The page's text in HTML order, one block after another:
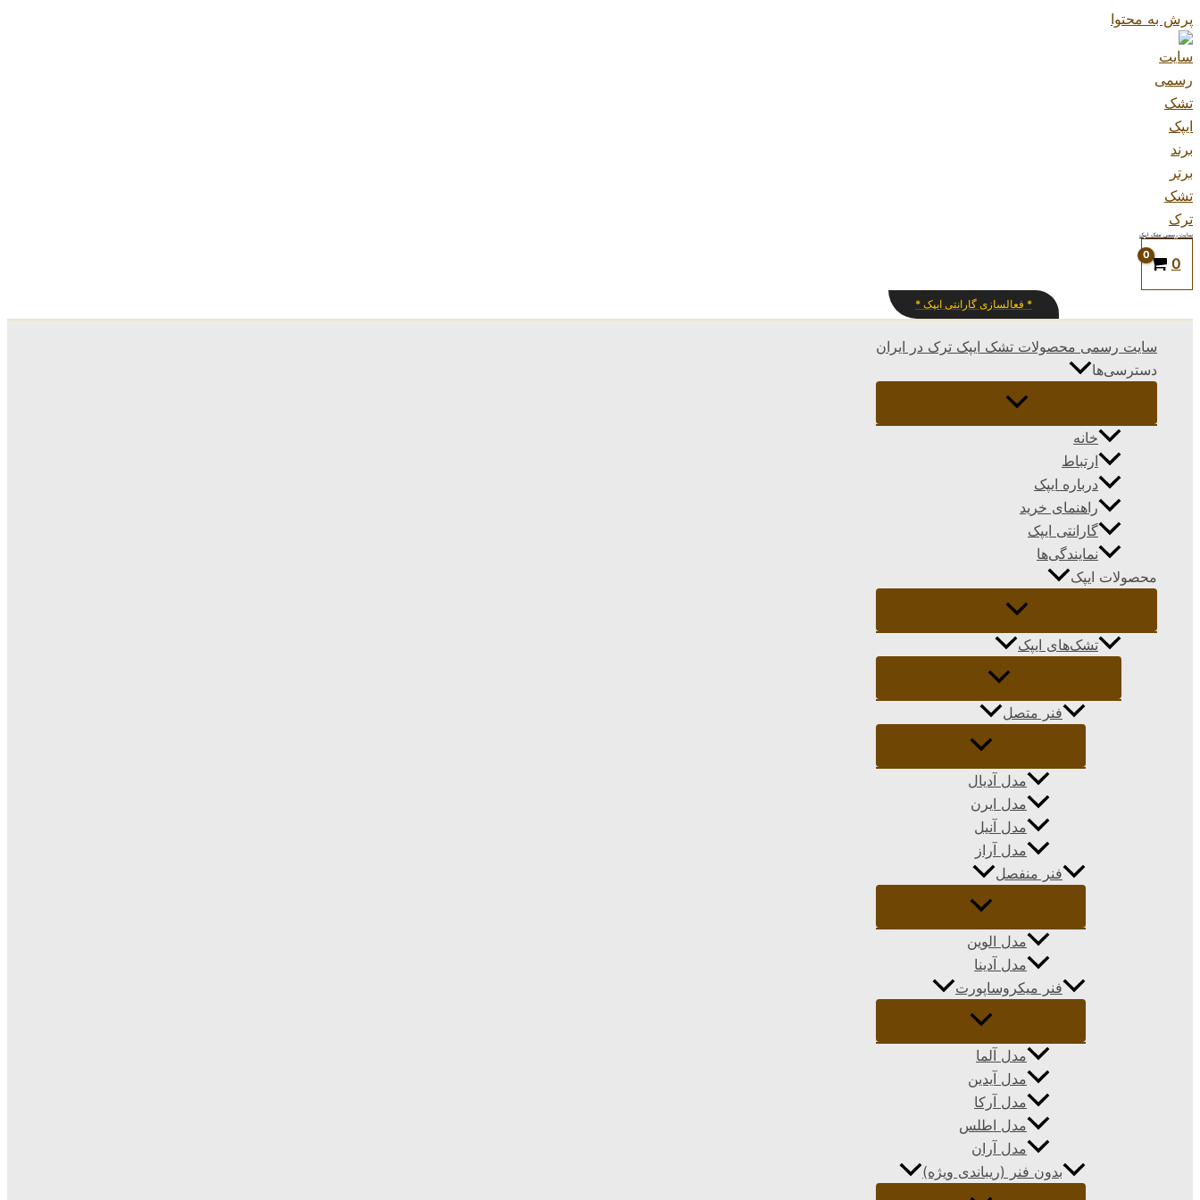
پرش به محتوا
سایت رسمی تشک ایپک
0
* فعالسازی گارانتی ایپک *
سایت رسمی محصولات تشک ایپک ترک در ایران
دسترسی‌ها
خانه
ارتباط
درباره ایپک
راهنمای خرید
گارانتی ایپک
نمایندگی‌ها
محصولات ایپک
تشک‌های ایپک
فنر متصل
مدل آدیال
مدل ایرن
مدل آنیل
مدل آراز
فنر منفصل
مدل الوین
مدل آدینا
فنر میکروساپورت
مدل آلما
مدل آیدین
مدل آرکا
مدل اطلس
مدل آران
بدون فنر (ریباندی ویژه)